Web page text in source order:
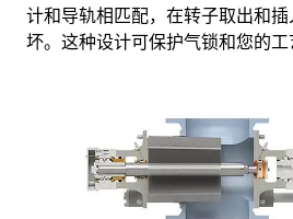
计和导轨相匹配，在转子取出和
坏。这种设计可保护气锁和您的工